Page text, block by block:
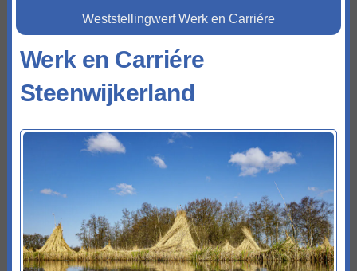
Weststellingwerf Werk en Carriére
Werk en Carriére
Steenwijkerland